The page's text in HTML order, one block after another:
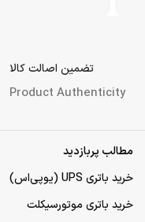
تضمین اصالت کالا
Product Authenticity
مطالب پربازدید
خرید باتری UPS (یو‌پی‌اس)
خرید باتری موتورسیکلت